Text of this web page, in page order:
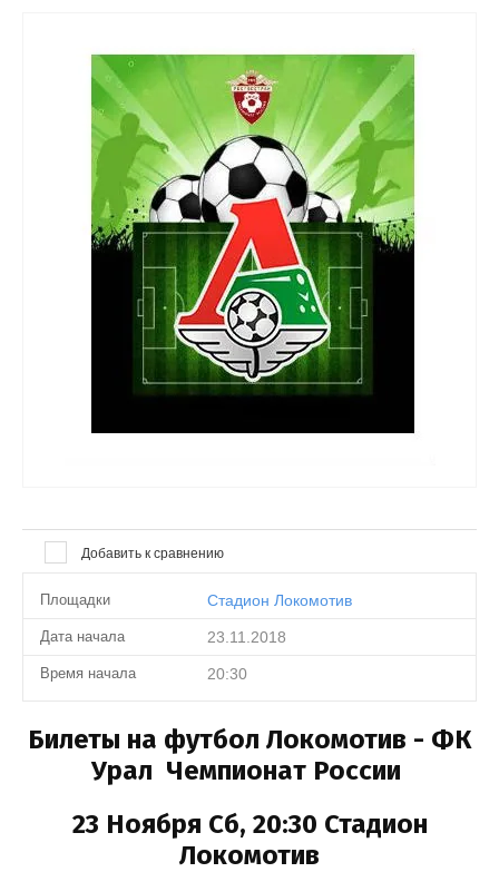
Добавить к сравнению
Площадки Стадион Локомотив
Дата начала 23.11.2018
Время начала 20:30
Билеты на футбол Локомотив - ФК
Урал Чемпионат России
23 Ноября Сб, 20:30 Стадион
Локомотив
Выберите...
Выберите...
Спецпредложение:
Результатов на странице: